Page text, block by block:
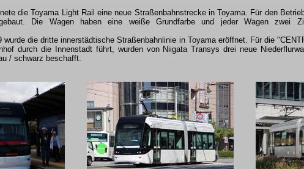
die Toyama Light Rail eine neue Straßenbahnstrecke in Toyama. Für den
Die Wagen haben eine weiße Grundfarbe und jeder Wagen zwei
wurde die dritte innerstädtische Straßenbahnlinie in Toyama eröffnet. Für die
durch die Innenstadt führt, wurden von Niigata Transys drei neue
/ schwarz beschafft.